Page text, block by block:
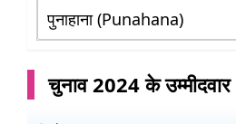
चुनाव 2024 के उम्मीदवार